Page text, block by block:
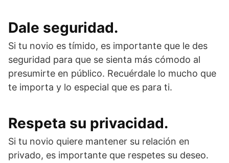
Dale seguridad.
Si tu novio es tímido, es importante que le des
seguridad para que se sienta más cómodo al
presumirte en público. Recuérdale lo mucho que
te importa y lo especial que es para ti.
Respeta su privacidad.
Si tu novio quiere mantener su relación en
privado, es importante que respetes su deseo.